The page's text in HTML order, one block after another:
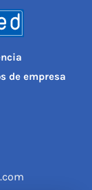
de empresa